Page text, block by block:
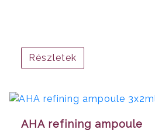
Részletek
AHA refining ampoule